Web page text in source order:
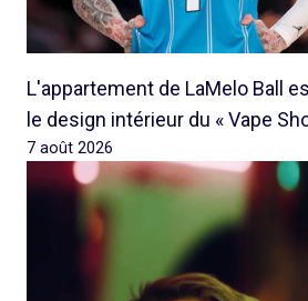
L'appartement de LaMelo Ball
le design intérieur du « Vape
7 août 2026